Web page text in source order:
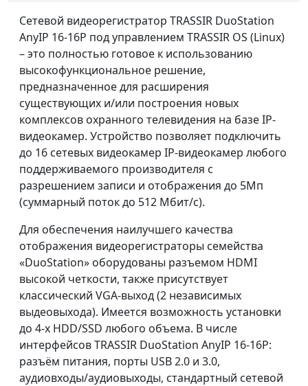
Сетевой видеорегистратор TRASSIR DuoStation
AnyIP 16-16P под управлением TRASSIR OS (Linux)
– это полностью готовое к использованию
высокофункциональное решение,
предназначенное для расширения
существующих и/или построения новых
комплексов охранного телевидения на базе IP-
видеокамер. Устройство позволяет подключить
до 16 сетевых видеокамер IP-видеокамер любого
поддерживаемого производителя с
разрешением записи и отображения до 5Мп
(суммарный поток до 512 Мбит/с).
Для обеспечения наилучшего качества
отображения видеорегистраторы семейства
«DuoStation» оборудованы разъемом HDMI
высокой четкости, также присутствует
классический VGA-выход (2 независимых
выдеовыхода). Имеется возможность установки
до 4-х HDD/SSD любого объема. В числе
интерфейсов TRASSIR DuoStation AnyIP 16-16P:
разъём питания, порты USB 2.0 и 3.0,
аудиовходы/аудиовыходы, стандартный сетевой